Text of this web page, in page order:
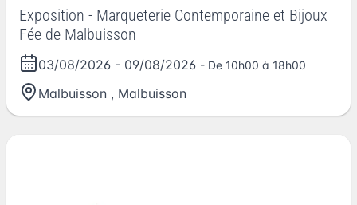
Exposition - Marqueterie Contemporaine et Bijoux
Fée de Malbuisson
03/08/2026 - 09/08/2026 - De 10h00 à 18h00
Malbuisson , Malbuisson